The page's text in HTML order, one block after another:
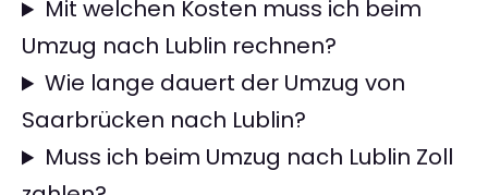
Mit welchen Kosten muss ich beim
Umzug nach Lublin rechnen?
Wie lange dauert der Umzug von
Saarbrücken nach Lublin?
Muss ich beim Umzug nach Lublin Zoll